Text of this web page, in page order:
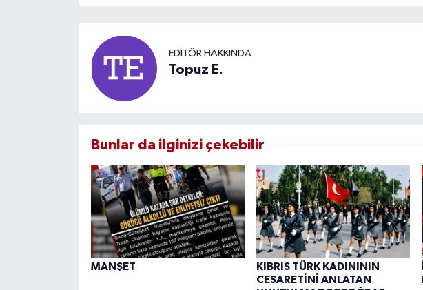
EDITÖR HAKKINDA
Topuz E.
Bunlar da ilginizi çekebilir
MANŞET
KIBRIS TÜRK KADINININ
CESARETİNİ ANLATAN